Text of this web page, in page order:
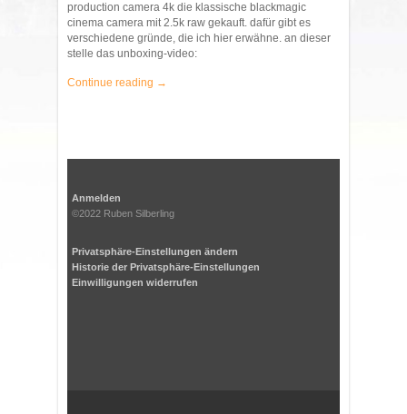
production camera 4k die klassische blackmagic
cinema camera mit 2.5k raw gekauft. dafür gibt es
verschiedene gründe, die ich hier erwähne. an dieser
stelle das unboxing-video:
Continue reading →
Anmelden
©2022 Ruben Silberling
Privatsphäre-Einstellungen ändern
Historie der Privatsphäre-Einstellungen
Einwilligungen widerrufen